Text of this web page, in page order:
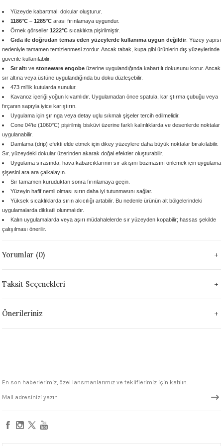
1305 °C
- 1222 °C
- 1046 °C
°C
1046 °C
- 1046 °C
°C
°C
999 - 1222 °C
°C
Yüzeyde kabartmalı dokular oluşturur.
1186°C – 1285°Carası fırınlamaya uygundur.
Örnek görseller 1222°C sıcaklıkta pişirilmiştir.
Gıda ile doğrudan temas eden yüzeylerde kullanıma uygun değildir. Yüzey yapısı
nedeniyle tamamen temizlenmesi zordur. Ancak tabak, kupa gibi ürünlerin dış yüzeylerinde
güvenle kullanılabilir.
Sır altıve stoneware engobeüzerine uygulandığında kabartılı dokusunu korur. Ancak
sır altına veya üstüne uygulandığında bu doku düzleşebilir.
473 ml’lik kutularda sunulur.
Kavanoz içeriği yoğun kıvamlıdır. Uygulamadan önce spatula, karıştırma çubuğu veya
fırçanın sapıyla iyice karıştırın.
Uygulama için şırınga veya detay uçlu sıkmalı şişeler tercih edilmelidir.
Cone 04’te (1060°C) pişirilmiş bisküvi üzerine farklı kalınlıklarda ve desenlerde noktalar
uygulanabilir.
Damlama (drip) efekti elde etmek için dikey yüzeylere daha büyük noktalar bırakılabilir.
Sır, yüzeydeki dokular üzerinden akarak doğal efektler oluşturabilir.
Uygulama sırasında, hava kabarcıklarının sır akışını bozmasını önlemek için uygulama
şişesini ara ara çalkalayın.
Sır tamamen kuruduktan sonra fırınlamaya geçin.
Yüzeyin hafif nemli olması sırın daha iyi tutunmasını sağlar.
Yüksek sıcaklıklarda sırın akıcılığı artabilir. Bu nedenle ürünün alt bölgelerindeki
uygulamalarda dikkatli olunmalıdır.
Kalın uygulamalarda veya aşırı müdahalelerde sır yüzeyden kopabilir; hassas şekilde
çalışılması önerilir.
Yorumlar (0)
Taksit Seçenekleri
Önerileriniz
En son haberlerimiz, özel lansmanlarımız ve tekliflerimiz için katılın.